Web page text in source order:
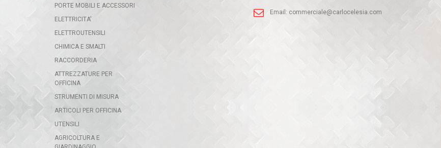
PORTE MOBILI E ACCESSORI
ELETTRICITA'
ELETTROUTENSILI
CHIMICA E SMALTI
RACCORDERIA
ATTREZZATURE PER
OFFICINA
STRUMENTI DI MISURA
ARTICOLI PER OFFICINA
UTENSILI
AGRICOLTURA E
Email: commerciale@carlocelesia.com